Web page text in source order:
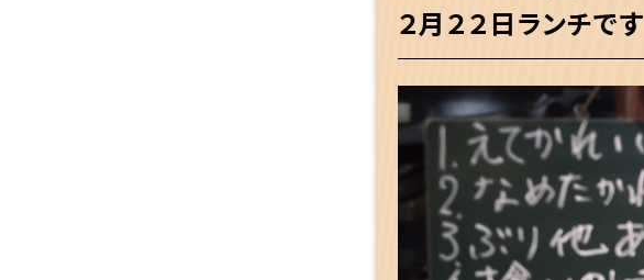
２月２２日ランチです